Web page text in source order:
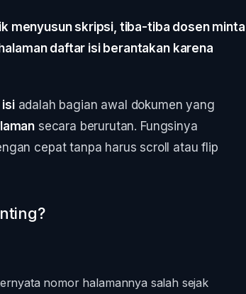
menyusun skripsi, tiba-tiba dosen minta
daftar isi berantakan karena
isiadalah bagian awal dokumen yang
secara berurutan. Fungsinya
cepat tanpa harus scroll atau flip
nomor halamannya salah sejak